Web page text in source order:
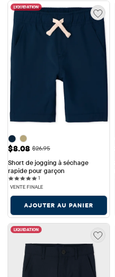
LIQUIDATION
Prix ​​de vente: $8.08
$8.08 Prix ​​d'origine: $26.95
$26.95
Short de jogging à séchage
rapide pour garçon
1
VENTE FINALE
AJOUTER AU PANIER
LIQUIDATION